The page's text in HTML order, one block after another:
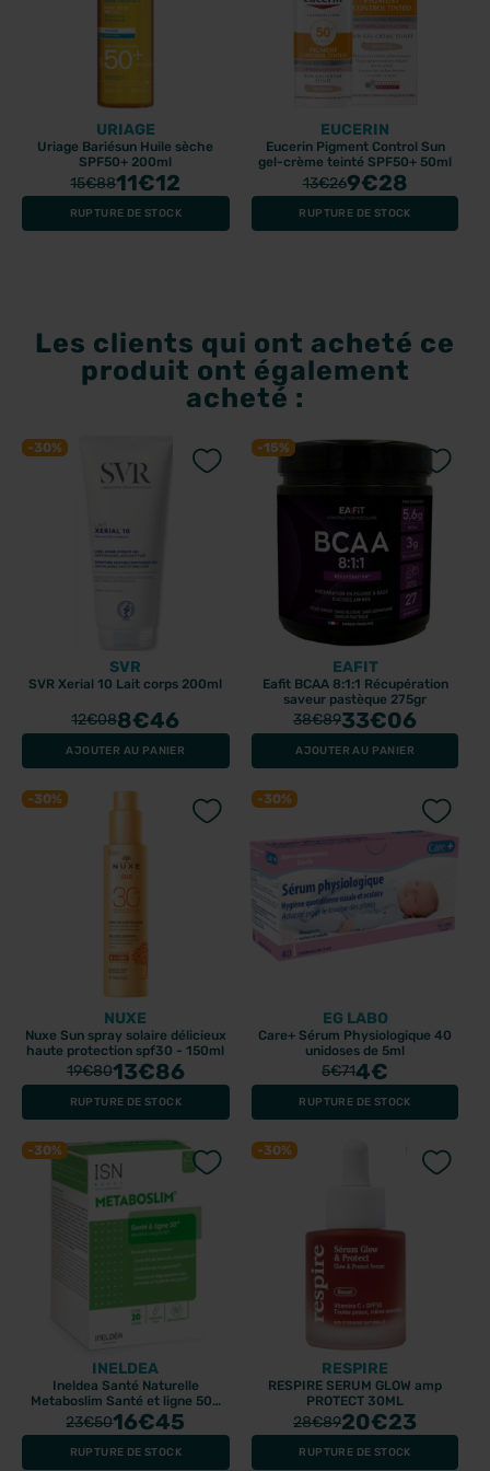
URIAGE
Uriage Bariésun Huile sèche
SPF50+ 200ml
15€8811€12
RUPTURE DE STOCK
EUCERIN
Eucerin Pigment Control Sun
gel-crème teinté SPF50+ 50ml
13€269€28
RUPTURE DE STOCK
Les clients qui ont acheté ce
produit ont également
acheté :
-30%
SVR
SVR Xerial 10 Lait corps 200ml
12€088€46
AJOUTER AU PANIER
-15%
EAFIT
Eafit BCAA 8:1:1 Récupération
saveur pastèque 275gr
38€8933€06
AJOUTER AU PANIER
-30%
NUXE
Nuxe Sun spray solaire délicieux
haute protection spf30 - 150ml
19€8013€86
RUPTURE DE STOCK
-30%
EG LABO
Care+ Sérum Physiologique 40
unidoses de 5ml
5€714€
RUPTURE DE STOCK
-30%
INELDEA
Ineldea Santé Naturelle
Metaboslim Santé et ligne 50+
90 gélules
23€5016€45
RUPTURE DE STOCK
-30%
RESPIRE
RESPIRE SERUM GLOW amp
PROTECT 30ML
28€8920€23
RUPTURE DE STOCK